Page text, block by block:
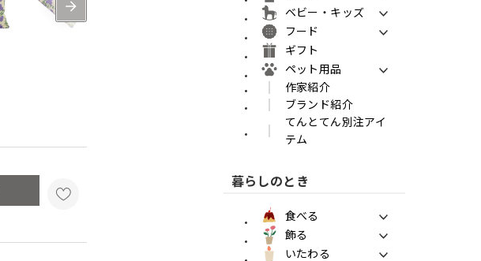
ベビー・キッズ
フード
ギフト
ペット用品
作家紹介
ブランド紹介
てんとてん別注アイ
テム
暮らしのとき
食べる
飾る
いたわる